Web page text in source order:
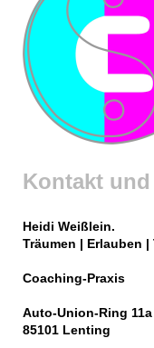
Kontakt
Heidi Weißlein.
Träumen | Erlauben |
Coaching-Praxis
Auto-Union-Ring 11a
85101 Lenting